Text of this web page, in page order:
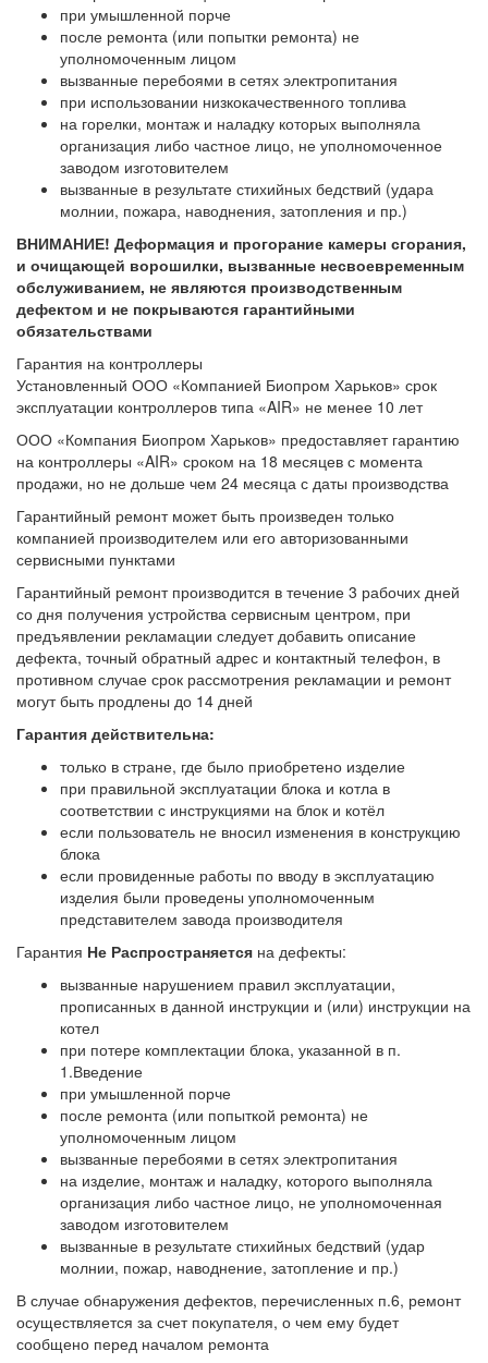
при умышленной порче
после ремонта (или попытки ремонта) не
уполномоченным лицом
вызванные перебоями в сетях электропитания
при использовании низкокачественного топлива
на горелки, монтаж и наладку которых выполняла
организация либо частное лицо, не уполномоченное
заводом изготовителем
вызванные в результате стихийных бедствий (удара
молнии, пожара, наводнения, затопления и пр.)
ВНИМАНИЕ! Деформация и прогорание камеры сгорания,
и очищающей ворошилки, вызванные несвоевременным
обслуживанием, не являются производственным
дефектом и не покрываются гарантийными
обязательствами
Гарантия на контроллеры
Установленный ООО «Компанией Биопром Харьков» срок
эксплуатации контроллеров типа «AIR» не менее 10 лет
ООО «Компания Биопром Харьков» предоставляет гарантию
на контроллеры «AIR» сроком на 18 месяцев с момента
продажи, но не дольше чем 24 месяца с даты производства
Гарантийный ремонт может быть произведен только
компанией производителем или его авторизованными
сервисными пунктами
Гарантийный ремонт производится в течение 3 рабочих дней
со дня получения устройства сервисным центром, при
предъявлении рекламации следует добавить описание
дефекта, точный обратный адрес и контактный телефон, в
противном случае срок рассмотрения рекламации и ремонт
могут быть продлены до 14 дней
Гарантия действительна:
только в стране, где было приобретено изделие
при правильной эксплуатации блока и котла в
соответствии с инструкциями на блок и котёл
если пользователь не вносил изменения в конструкцию
блока
если провиденные работы по вводу в эксплуатацию
изделия были проведены уполномоченным
представителем завода производителя
Гарантия Не Распространяется на дефекты:
вызванные нарушением правил эксплуатации,
прописанных в данной инструкции и (или) инструкции на
котел
при потере комплектации блока, указанной в п.
1.Введение
при умышленной порче
после ремонта (или попыткой ремонта) не
уполномоченным лицом
вызванные перебоями в сетях электропитания
на изделие, монтаж и наладку, которого выполняла
организация либо частное лицо, не уполномоченная
заводом изготовителем
вызванные в результате стихийных бедствий (удар
молнии, пожар, наводнение, затопление и пр.)
В случае обнаружения дефектов, перечисленных п.6, ремонт
осуществляется за счет покупателя, о чем ему будет
сообщено перед началом ремонта